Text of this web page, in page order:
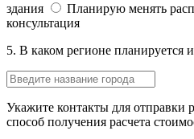
здания
Планирую менять
консультация
5. В каком регионе планируется
Укажите контакты для отправки
способ получения расчета